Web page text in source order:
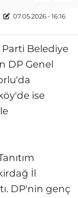
07.05.2026 - 16:16
Belediye
DP Genel
ise
İl
DP'nin genç